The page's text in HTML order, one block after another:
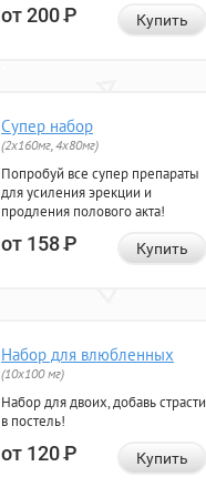
от 200Р Купить
Супер набор
(2х160мг, 4х80мг)
Попробуй все супер препараты
для усиления эрекции и
продления полового акта!
от 158Р Купить
Набор для влюбленных
(10х100 мг)
Набор для двоих, добавь страсти
в постель!
от 120Р Купить